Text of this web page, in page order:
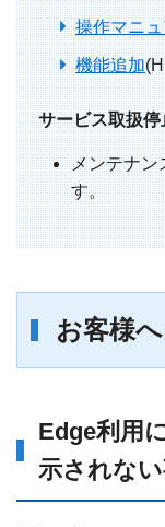
サイトマップ
操作マニ
機能追加
サービス取扱停
メンテナン
す。
お客様
Edge利用
示されな